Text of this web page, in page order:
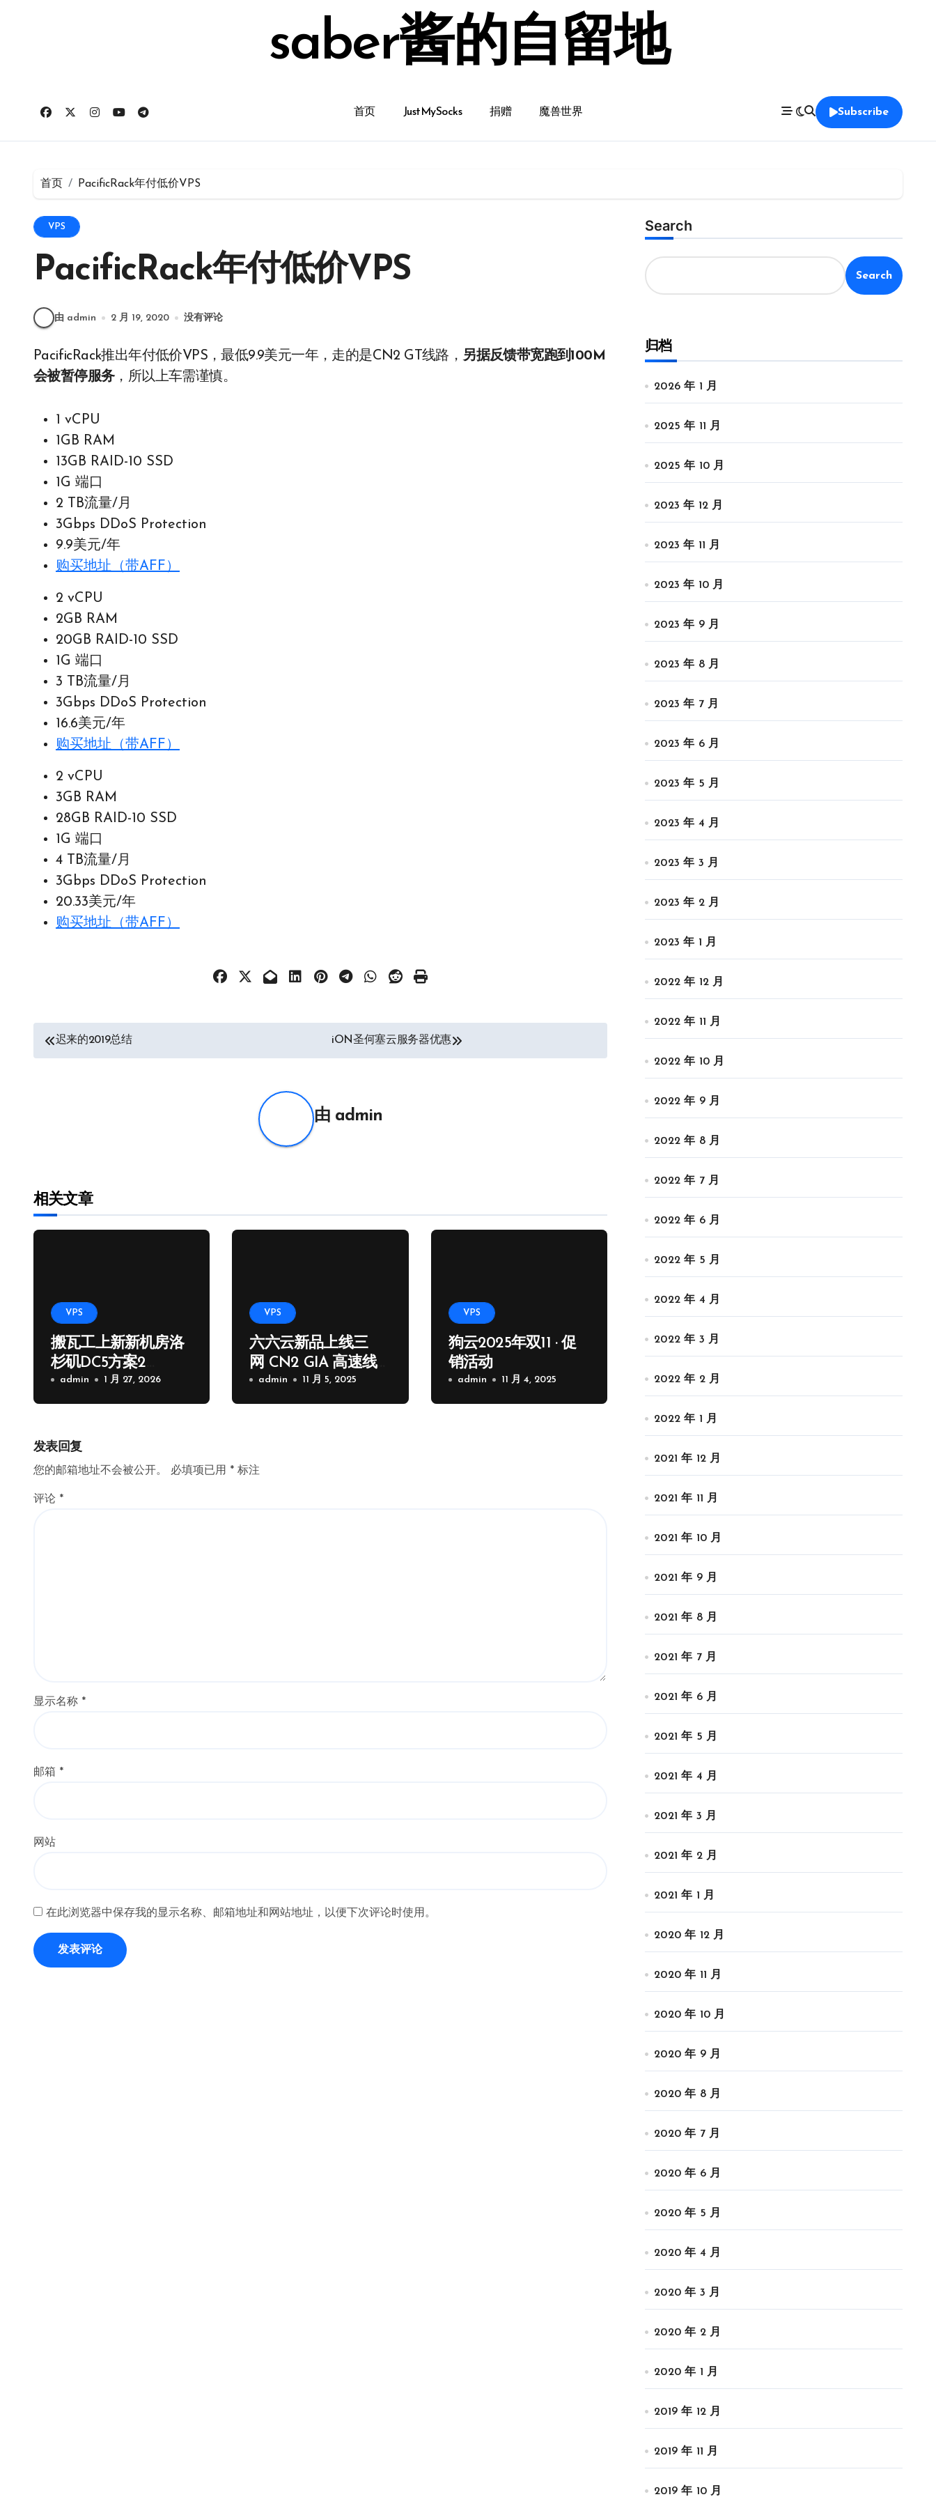
saber酱的自留地
首页 JustMySocks 捐赠 魔兽世界 Subscribe
首页 PacificRack年付低价VPS
VPS
PacificRack年付低价VPS
由 admin 2 月 19, 2020 没有评论
PacificRack推出年付低价VPS，最低9.9美元一年，走的是CN2 GT线路，另据反馈带宽跑到100M
会被暂停服务，所以上车需谨慎。
1 vCPU
1GB RAM
13GB RAID-10 SSD
1G 端口
2 TB流量/月
3Gbps DDoS Protection
9.9美元/年
购买地址（带AFF）
2 vCPU
2GB RAM
20GB RAID-10 SSD
1G 端口
3 TB流量/月
3Gbps DDoS Protection
16.6美元/年
购买地址（带AFF）
2 vCPU
3GB RAM
28GB RAID-10 SSD
1G 端口
4 TB流量/月
3Gbps DDoS Protection
20.33美元/年
购买地址（带AFF）
文迟来的2019总结 iON圣何塞云服务器优惠
由 admin
相关文章
VPS
搬瓦工上新新机房洛
杉矶DC5方案2
核/1G/20GB/2.5Gps/1
000G流量季付65.89
admin 1 月 27, 2026
VPS
六六云新品上线三
网 CN2 GIA 高速线
路admin 11 月 5, 2025
VPS
狗云2025年双11 · 促
销活动
admin 11 月 4, 2025
发表回复
您的邮箱地址不会被公开。 必填项已用 * 标注
评论 *
显示名称 *
邮箱 *
网站
在此浏览器中保存我的显示名称、邮箱地址和网站地址，以便下次评论时使用。
Search
Search
归档
2026 年 1 月
2025 年 11 月
2025 年 10 月
2023 年 12 月
2023 年 11 月
2023 年 10 月
2023 年 9 月
2023 年 8 月
2023 年 7 月
2023 年 6 月
2023 年 5 月
2023 年 4 月
2023 年 3 月
2023 年 2 月
2023 年 1 月
2022 年 12 月
2022 年 11 月
2022 年 10 月
2022 年 9 月
2022 年 8 月
2022 年 7 月
2022 年 6 月
2022 年 5 月
2022 年 4 月
2022 年 3 月
2022 年 2 月
2022 年 1 月
2021 年 12 月
2021 年 11 月
2021 年 10 月
2021 年 9 月
2021 年 8 月
2021 年 7 月
2021 年 6 月
2021 年 5 月
2021 年 4 月
2021 年 3 月
2021 年 2 月
2021 年 1 月
2020 年 12 月
2020 年 11 月
2020 年 10 月
2020 年 9 月
2020 年 8 月
2020 年 7 月
2020 年 6 月
2020 年 5 月
2020 年 4 月
2020 年 3 月
2020 年 2 月
2020 年 1 月
2019 年 12 月
2019 年 11 月
2019 年 10 月